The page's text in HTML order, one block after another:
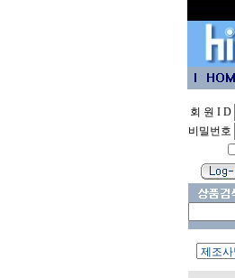
회 원 I D
비밀번호